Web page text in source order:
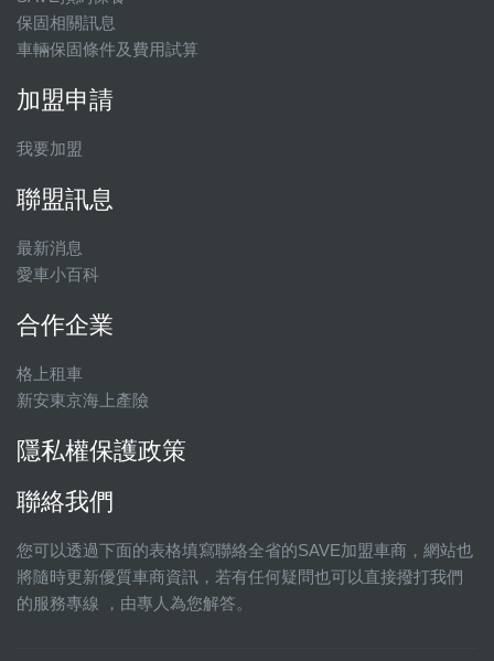
保固相關訊息
車輛保固條件及費用試算
加盟申請
我要加盟
聯盟訊息
最新消息
愛車小百科
合作企業
格上租車
新安東京海上產險
隱私權保護政策
聯絡我們
您可以透過下面的表格填寫聯絡全省的SAVE加盟車商，網站也
將隨時更新優質車商資訊，若有任何疑問也可以直接撥打我們
的服務專線 ，由專人為您解答。